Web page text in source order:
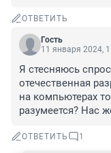
ОТВЕТИТЬ
Гость
11 января 2024,
Я стесняюсь
отечественная
на компьютерах
разумеется? Нас
ОТВЕТИТЬ 1